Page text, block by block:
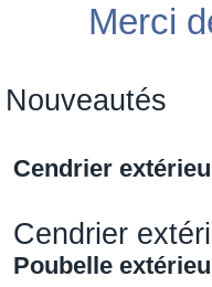
Merci
Nouveautés
Cendrier
Cendrier
Poubelle